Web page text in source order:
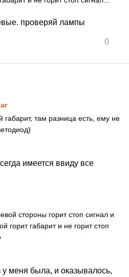
проверяй лампы
0
там разница есть, ему не
имеется ввиду все
стороны горит стоп сигнал и
горит габарит и не горит стоп
у меня была, и оказывалось,